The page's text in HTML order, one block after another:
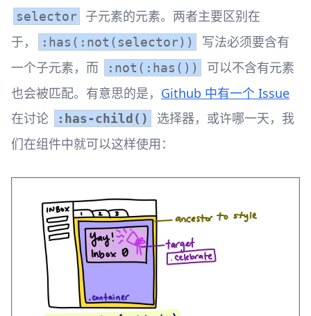
selector
子元素的元素。两者主要区别在
于，
:has(:not(selector))
写法必须要含有
一个子元素，而
:not(:has())
可以不含有元素
也会被匹配。 ​ 有意思的是， Github 中有一个 Issue
在讨论
:has-child()
选择器，或许哪一天，我
们在组件中就可以这样使用：